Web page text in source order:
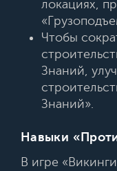
локациях,
Чтобы
Знаний,
Знаний».
Навыки
В игре